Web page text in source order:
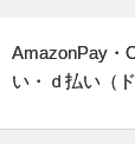
AmazonPay・
い・ｄ払い（